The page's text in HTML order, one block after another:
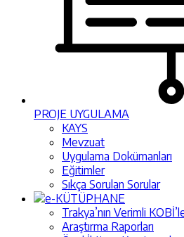
PROJE UYGULAMA
KAYS
Mevzuat
Uygulama Dokümanları
Eğitimler
Sıkça Sorulan Sorular
e-KÜTÜPHANE
Trakya’nın Verimli
Araştırma Raporları